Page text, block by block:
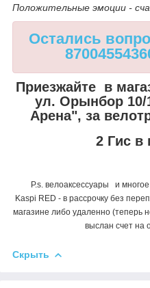
Положительные эмоции -
Остались
Приезжайте в
ул. Орынбор
Арена", за
2 Гис в
P.s. велоаксессуары и
Kaspi RED - в рассрочку без
магазине либо удаленно (теперь
выслан счет на
Скрыть